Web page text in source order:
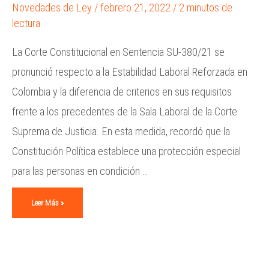
Novedades de Ley /febrero 21, 2022 / 2 minutos de
lectura
La Corte Constitucional en Sentencia SU-380/21 se
pronunció respecto a la Estabilidad Laboral Reforzada en
Colombia y la diferencia de criterios en sus requisitos
frente a los precedentes de la Sala Laboral de la Corte
Suprema de Justicia. En esta medida, recordó que la
Constitución Política establece una protección especial
para las personas en condición …
Leer Más »